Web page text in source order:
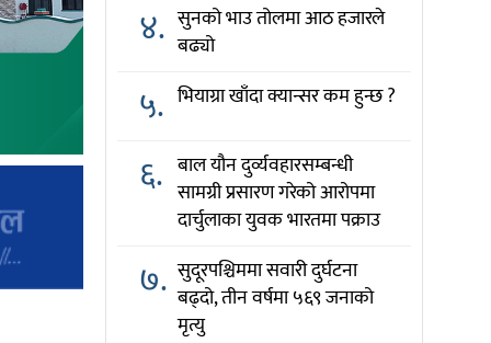
४. सुनको भाउ तोलमा आठ हजारले
बढ्यो
५. भियाग्रा खाँदा क्यान्सर कम हुन्छ ?
६. बाल यौन दुर्व्यवहारसम्बन्धी
सामग्री प्रसारण गरेको आरोपमा
दार्चुलाका युवक भारतमा पक्राउ
७. सुदूरपश्चिममा सवारी दुर्घटना
बढ्दो, तीन वर्षमा ५६९ जनाको
मृत्यु